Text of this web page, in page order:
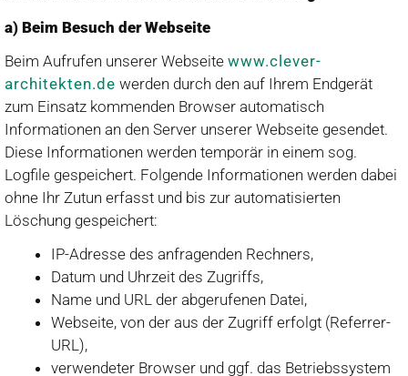
a) Beim Besuch der Webseite
Beim Aufrufen unserer Webseite www.clever-
architekten.de werden durch den auf Ihrem Endgerät
zum Einsatz kommenden Browser automatisch
Informationen an den Server unserer Webseite gesendet.
Diese Informationen werden temporär in einem sog.
Logfile gespeichert. Folgende Informationen werden dabei
ohne Ihr Zutun erfasst und bis zur automatisierten
Löschung gespeichert:
IP-Adresse des anfragenden Rechners,
Datum und Uhrzeit des Zugriffs,
Name und URL der abgerufenen Datei,
Webseite, von der aus der Zugriff erfolgt (Referrer-
URL),
verwendeter Browser und ggf. das Betriebssystem